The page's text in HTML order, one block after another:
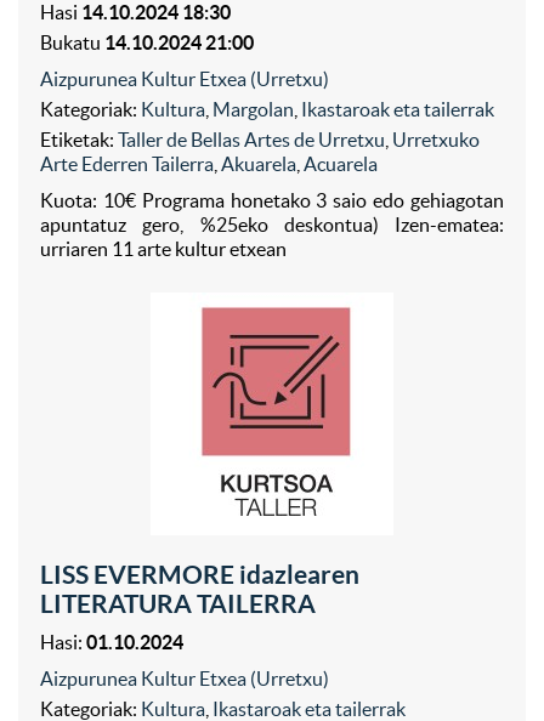
Hasi 14.10.2024 18:30
Bukatu 14.10.2024 21:00
Aizpurunea Kultur Etxea (Urretxu)
Kategoriak: Kultura Margolan Ikastaroak eta tailerrak
Etiketak: Taller de Bellas Artes de Urretxu Urretxuko
Arte Ederren Tailerra Akuarela Acuarela
Kuota: 10€ Programa honetako 3 saio edo gehiagotan
apuntatuz gero, %25eko deskontua) Izen-ematea:
urriaren 11 arte kultur etxean
LISS EVERMORE idazlearen
LITERATURA TAILERRA
Hasi: 01.10.2024
Aizpurunea Kultur Etxea (Urretxu)
Kategoriak: Kultura Ikastaroak eta tailerrak